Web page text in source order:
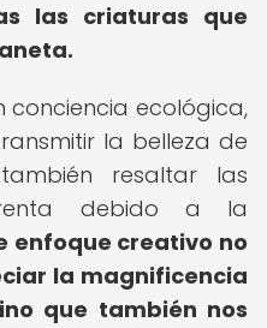
las criaturas que
conciencia ecológica,
la belleza de
resaltar las
debido a la
enfoque creativo no
la magnificencia
que también nos